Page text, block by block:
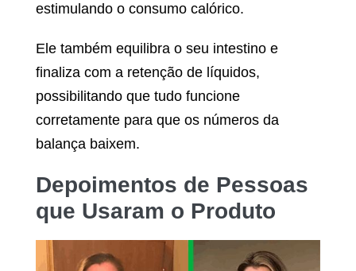
estimulando o consumo calórico.
Ele também equilibra o seu intestino e
finaliza com a retenção de líquidos,
possibilitando que tudo funcione
corretamente para que os números da
balança baixem.
Depoimentos de Pessoas
que Usaram o Produto